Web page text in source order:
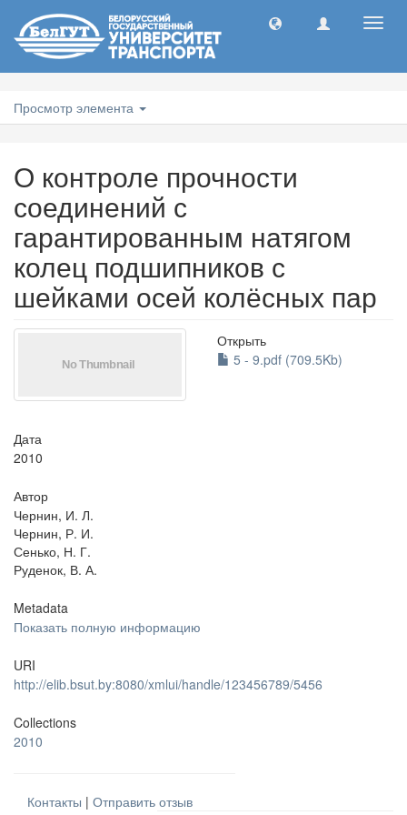
Просмотр элемента
О контроле прочности
соединений с
гарантированным натягом
колец подшипников с
шейками осей колёсных пар
Открыть
5 - 9.pdf (709.5Kb)
Дата
2010
Автор
Чернин, И. Л.
Чернин, Р. И.
Сенько, Н. Г.
Руденок, В. А.
Metadata
Показать полную информацию
URI
http://elib.bsut.by:8080/xmlui/handle/123456789/5456
Collections
2010
Контакты | Отправить отзыв